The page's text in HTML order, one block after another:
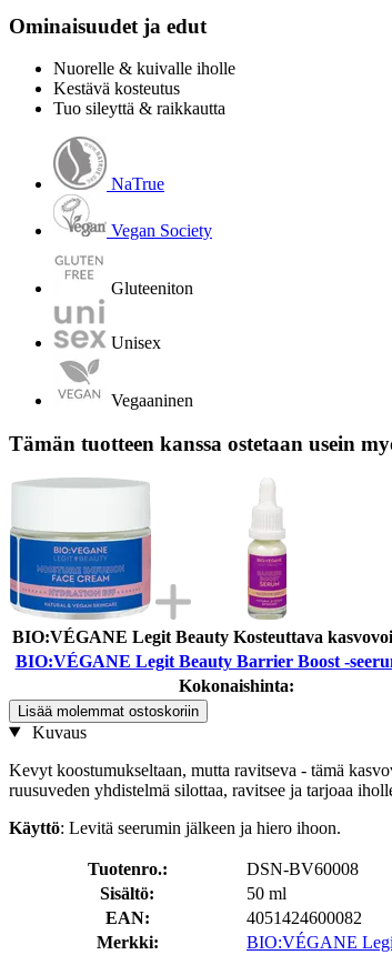
Ominaisuudet ja edut
Nuorelle & kuivalle iholle
Kestävä kosteutus
Tuo sileyttä & raikkautta
NaTrue
Vegan Society
Gluteeniton
Unisex
Vegaaninen
Tämän tuotteen kanssa ostetaan usein
BIO:VÉGANE Legit Beauty Kosteuttava
BIO:VÉGANE Legit Beauty Barrier Boost -
Kokonaishinta:
Lisää molemmat ostoskoriin
Kuvaus
Kevyt koostumukseltaan, mutta ravitseva - tämä
ruusuveden yhdistelmä silottaa, ravitsee ja tarjoaa
Käyttö: Levitä seerumin jälkeen ja hiero ihoon.
Tuotenro.:
DSN-BV60008
Sisältö:
50 ml
EAN:
4051424600082
Merkki:
BIO:VÉGANE